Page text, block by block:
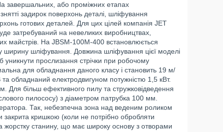
завершальних, або проміжних етапах
задирок поверхонь деталі, шліфування
готових деталей. Для цих цілей компанія JET
затребуваний на невеликих виробництвах,
майстрів. На JBSM-100M-400 встановлюється
шліфування. Довжина шліфування цієї моделі
прослизання стрічки при робочому
для обладнання даного класу і становить 19 м/
обладнаний електродвигуном потужністю 1,5 кВт.
Для більш ефективного пилу та стружковідведення
пилососу) з діаметром патрубка 100 мм.
Так, небезпечна зона над веденим роликом
кришкою (коли не потрібно обробляти
жорстку станину, що має широку основу з отворами